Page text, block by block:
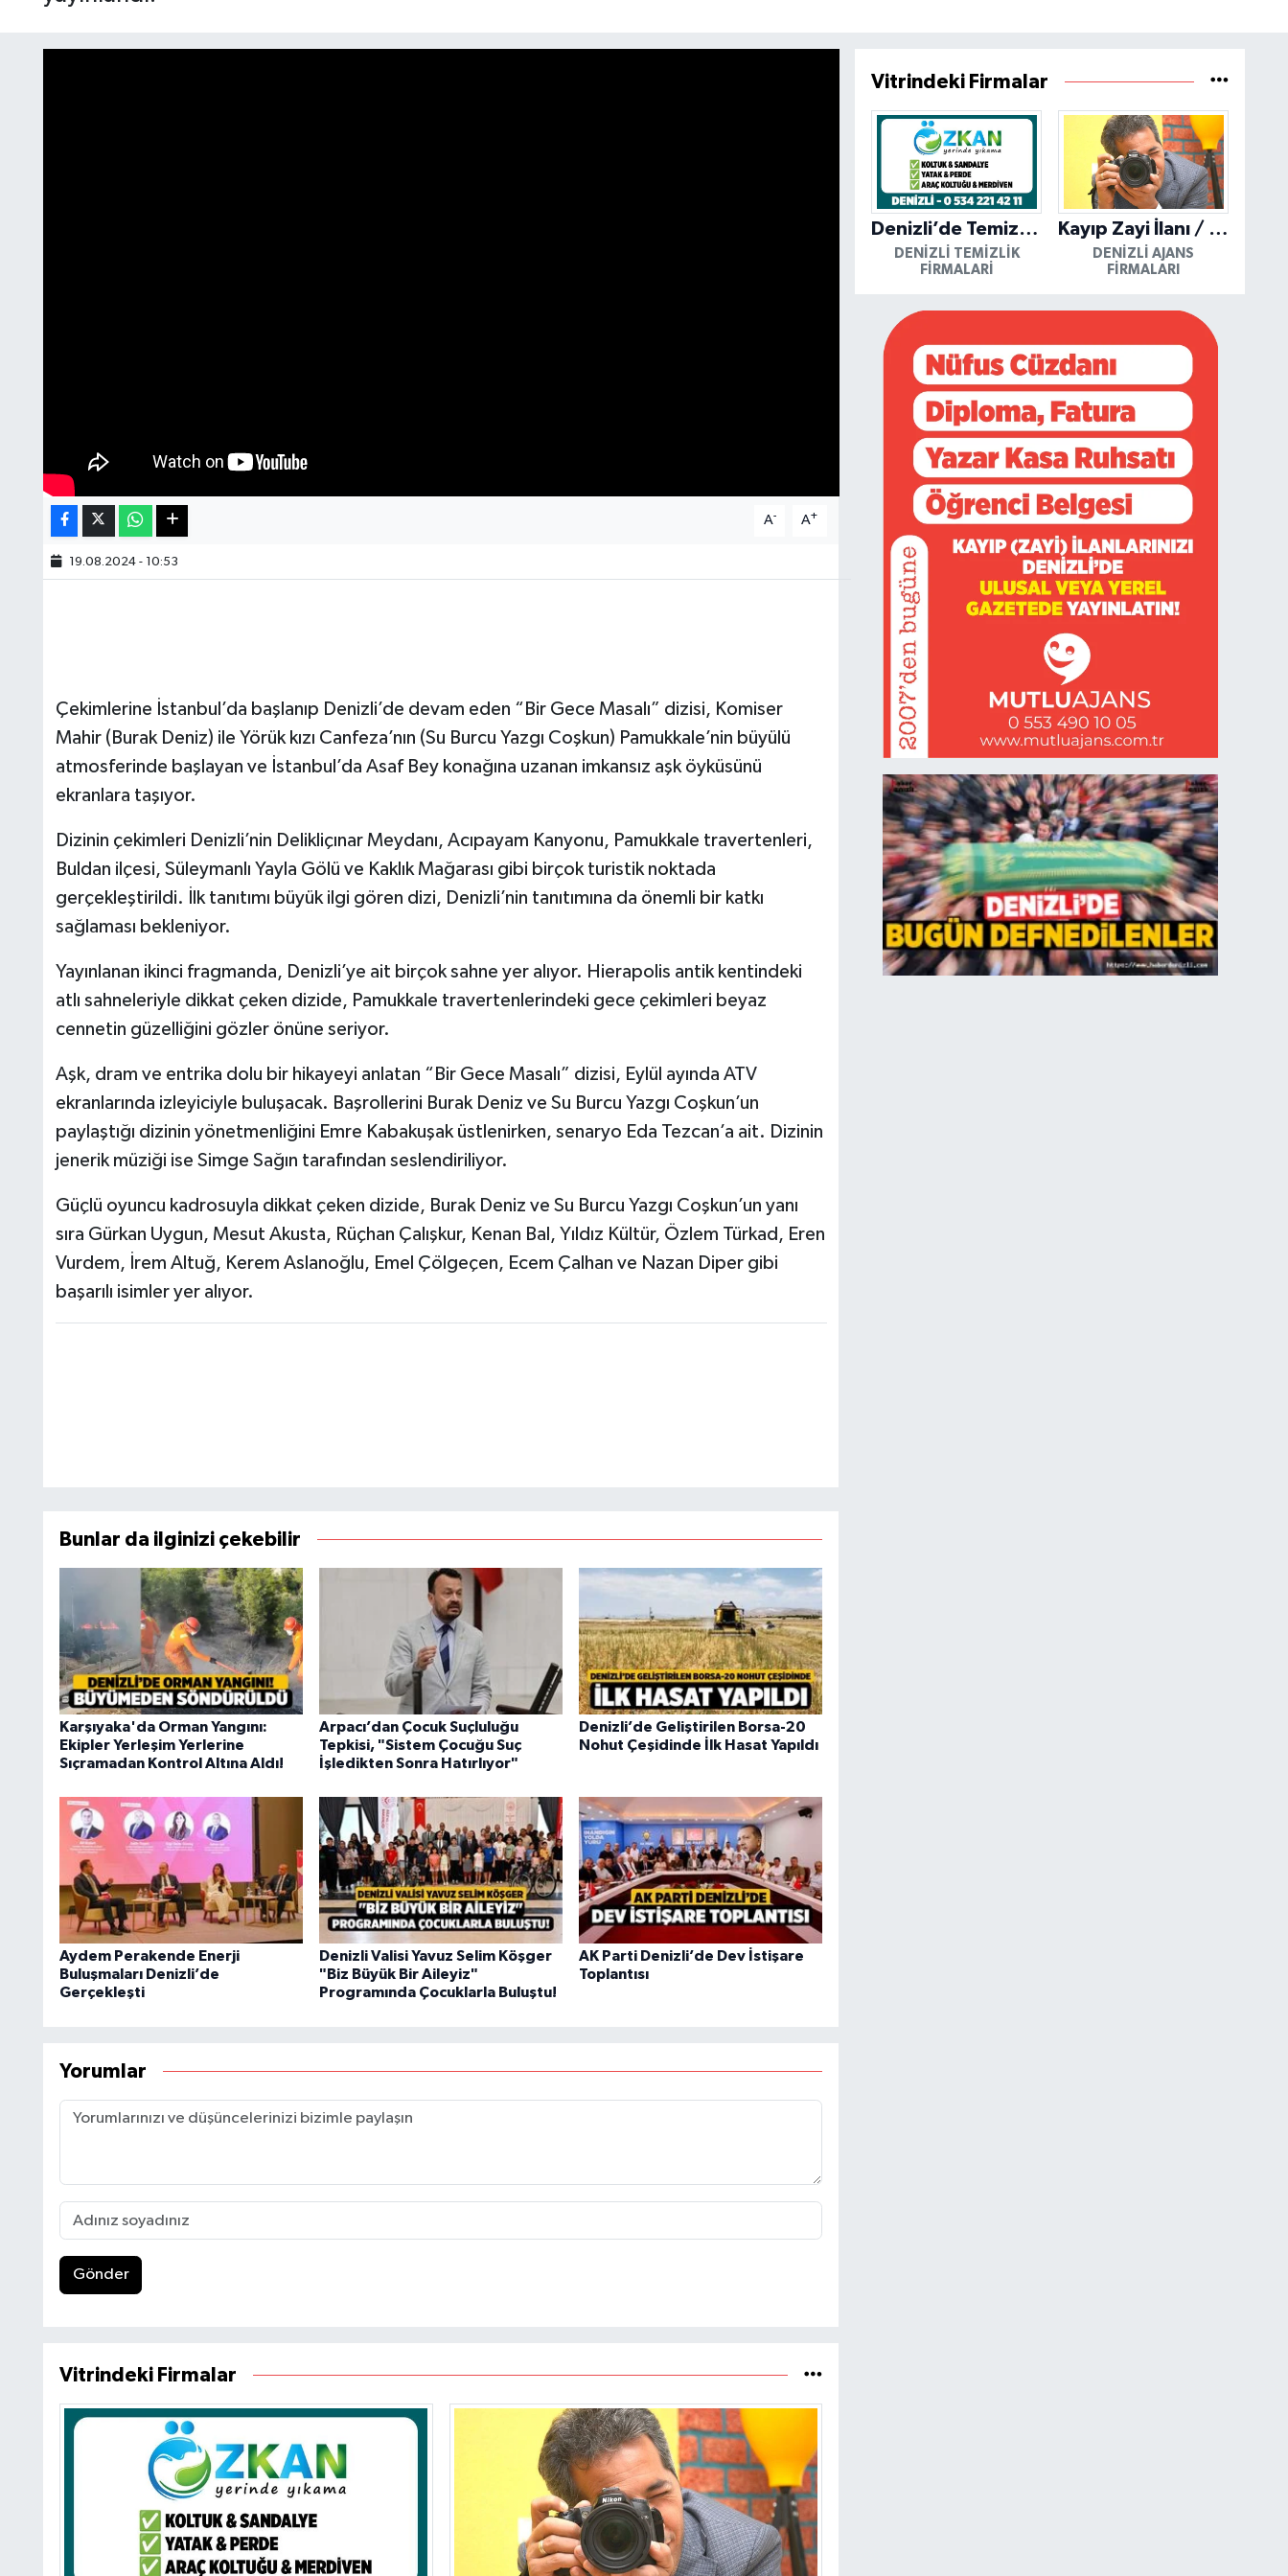
A- A+
19.08.2024 - 10:53
Çekimlerine İstanbul’da başlanıp Denizli’de devam eden “Bir Gece Masalı” dizisi, Komiser
Mahir (Burak Deniz) ile Yörük kızı Canfeza’nın (Su Burcu Yazgı Coşkun) Pamukkale’nin büyülü
atmosferinde başlayan ve İstanbul’da Asaf Bey konağına uzanan imkansız aşk öyküsünü
ekranlara taşıyor.
Dizinin çekimleri Denizli’nin Delikliçınar Meydanı, Acıpayam Kanyonu, Pamukkale travertenleri,
Buldan ilçesi, Süleymanlı Yayla Gölü ve Kaklık Mağarası gibi birçok turistik noktada
gerçekleştirildi. İlk tanıtımı büyük ilgi gören dizi, Denizli’nin tanıtımına da önemli bir katkı
sağlaması bekleniyor.
Yayınlanan ikinci fragmanda, Denizli’ye ait birçok sahne yer alıyor. Hierapolis antik kentindeki
atlı sahneleriyle dikkat çeken dizide, Pamukkale travertenlerindeki gece çekimleri beyaz
cennetin güzelliğini gözler önüne seriyor.
Aşk, dram ve entrika dolu bir hikayeyi anlatan “Bir Gece Masalı” dizisi, Eylül ayında ATV
ekranlarında izleyiciyle buluşacak. Başrollerini Burak Deniz ve Su Burcu Yazgı Coşkun’un
paylaştığı dizinin yönetmenliğini Emre Kabakuşak üstlenirken, senaryo Eda Tezcan’a ait. Dizinin
jenerik müziği ise Simge Sağın tarafından seslendiriliyor.
Güçlü oyuncu kadrosuyla dikkat çeken dizide, Burak Deniz ve Su Burcu Yazgı Coşkun’un yanı
sıra Gürkan Uygun, Mesut Akusta, Rüçhan Çalışkur, Kenan Bal, Yıldız Kültür, Özlem Türkad, Eren
Vurdem, İrem Altuğ, Kerem Aslanoğlu, Emel Çölgeçen, Ecem Çalhan ve Nazan Diper gibi
başarılı isimler yer alıyor.
Bunlar da ilginizi çekebilir
Karşıyaka'da Orman Yangını:
Ekipler Yerleşim Yerlerine
Sıçramadan Kontrol Altına Aldı!
Arpacı’dan Çocuk Suçluluğu
Tepkisi, "Sistem Çocuğu Suç
İşledikten Sonra Hatırlıyor"
Denizli’de Geliştirilen Borsa-20
Nohut Çeşidinde İlk Hasat Yapıldı
Aydem Perakende Enerji
Buluşmaları Denizli’de
Gerçekleşti
Denizli Valisi Yavuz Selim Köşger
"Biz Büyük Bir Aileyiz"
Programında Çocuklarla Buluştu!
AK Parti Denizli’de Dev İstişare
Toplantısı
Yorumlar
Gönder
Vitrindeki Firmalar
Vitrindeki Firmalar
Denizli’de Temizliğin Güvenilir Adresi: Özkan Yerinde Yıkama
DENIZLI TEMIZLIK
FIRMALARI
Kayıp Zayi İlanı / Mutlu Ajans / Denizli
DENIZLI AJANS
FIRMALARI